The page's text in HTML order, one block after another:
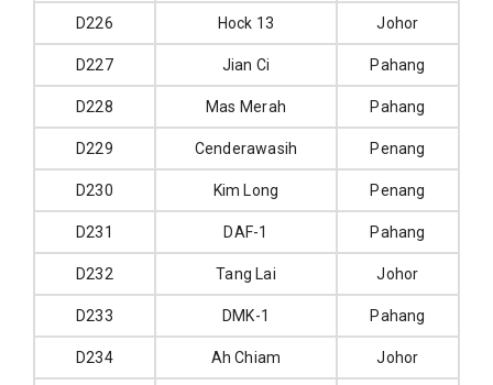
D226 Hock 13 Johor
D227 Jian Ci Pahang
D228 Mas Merah Pahang
D229 Cenderawasih Penang
D230 Kim Long Penang
D231 DAF-1 Pahang
D232 Tang Lai Johor
D233 DMK-1 Pahang
D234 Ah Chiam Johor